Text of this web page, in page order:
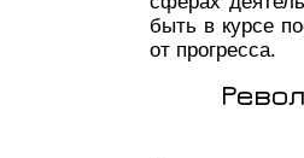
быть в курсе
от прогресса.